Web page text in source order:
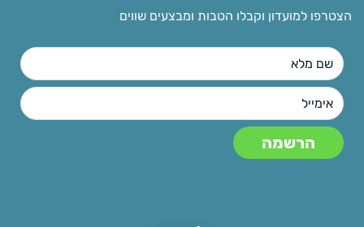
הצטרפו למועדון וקבלו הטבות ומבצעים שווים